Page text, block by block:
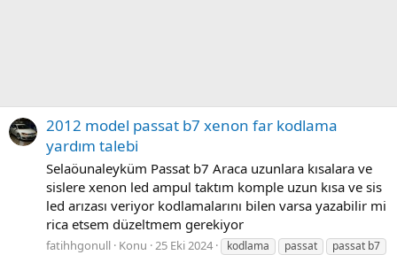
2012 model passat b7 xenon far kodlama
yardım talebi
Selaöunaleyküm Passat b7 Araca uzunlara kısalara ve
sislere xenon led ampul taktım komple uzun kısa ve sis
led arızası veriyor kodlamalarını bilen varsa yazabilir mi
rica etsem düzeltmem gerekiyor
fatihhgonull Konu 25 Eki 2024 kodlama passat passat b7